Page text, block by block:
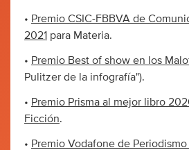
• Premio CSIC-FBBVA de
2021 para Materia.
• Premio Best of show en los
Pulitzer de la infografía").
• Premio Prisma al mejor libro
Ficción.
• Premio Vodafone de Periodismo